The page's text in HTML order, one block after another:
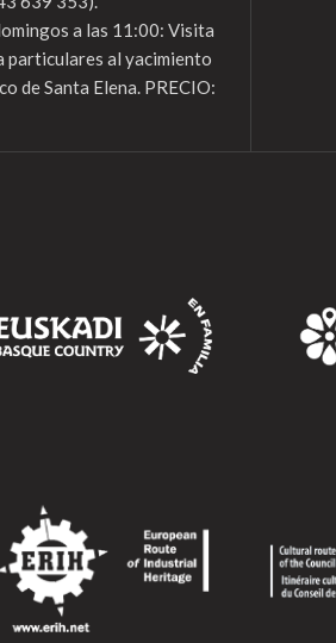
a las 11:00: Visita
particulares al yacimiento
de Santa Elena. PRECIO: